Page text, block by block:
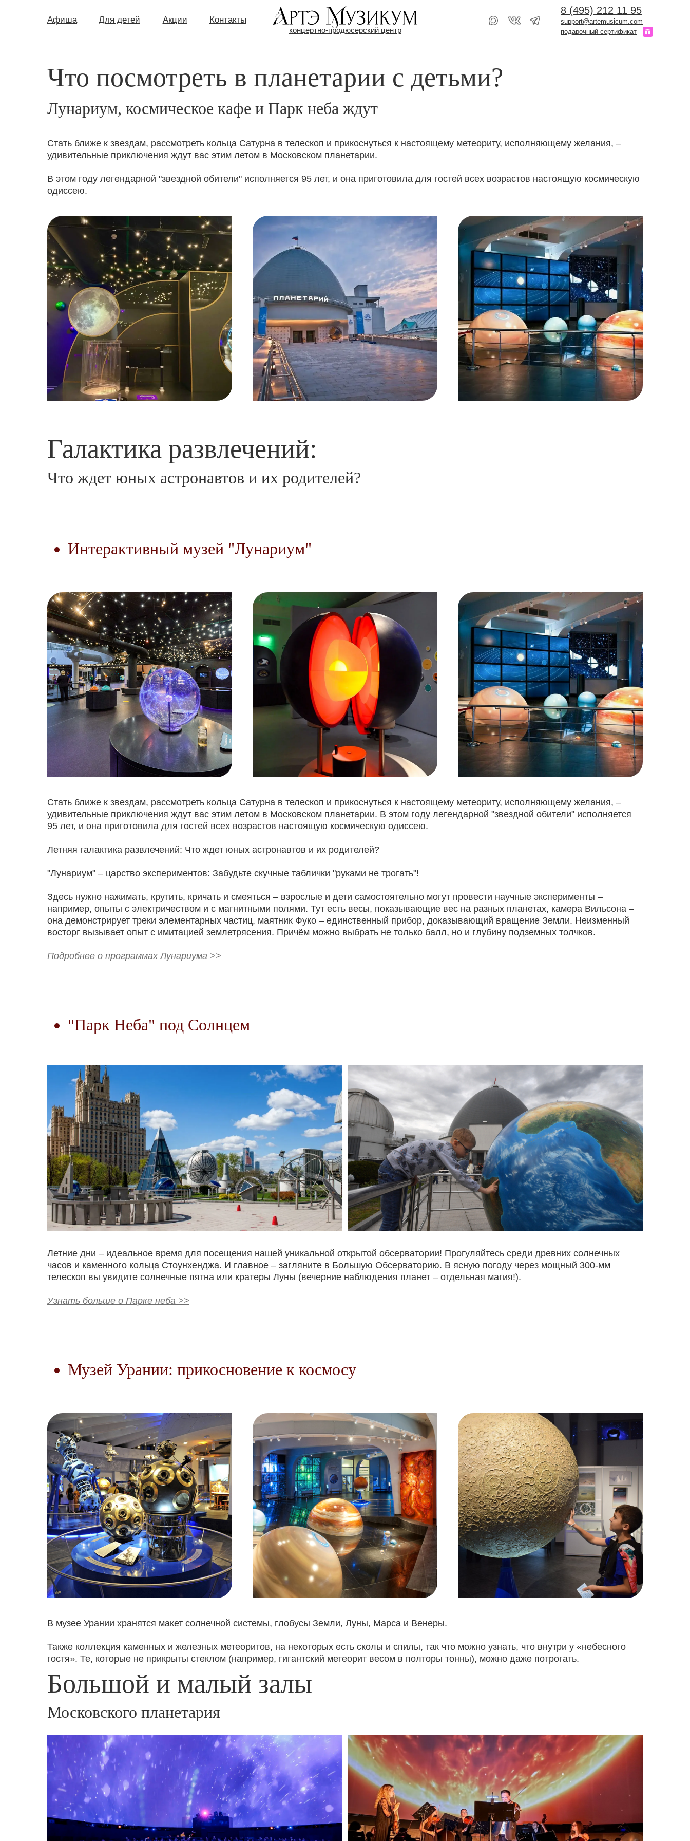
Афиша Для детей Акции Контакты
концертно-продюсерский центр
8 (495) 212 11 95
support@artemusicum.com
подарочный сертификат
Что посмотреть в планетарии с детьми?
Лунариум, космическое кафе и Парк неба ждут
Стать ближе к звездам, рассмотреть кольца Сатурна в телескоп и прикоснуться к настоящему метеориту, исполняющему желания, –
удивительные приключения ждут вас этим летом в Московском планетарии.
В этом году легендарной "звездной обители" исполняется 95 лет, и она приготовила для гостей всех возрастов настоящую космическую
одиссею.
Галактика развлечений:
Что ждет юных астронавтов и их родителей?
Интерактивный музей "Лунариум"
Стать ближе к звездам, рассмотреть кольца Сатурна в телескоп и прикоснуться к настоящему метеориту, исполняющему желания, –
удивительные приключения ждут вас этим летом в Московском планетарии. В этом году легендарной "звездной обители" исполняется
95 лет, и она приготовила для гостей всех возрастов настоящую космическую одиссею.
Летняя галактика развлечений: Что ждет юных астронавтов и их родителей?
"Лунариум" – царство экспериментов: Забудьте скучные таблички "руками не трогать"!
Здесь нужно нажимать, крутить, кричать и смеяться – взрослые и дети самостоятельно могут провести научные эксперименты –
например, опыты с электричеством и с магнитными полями. Тут есть весы, показывающие вес на разных планетах, камера Вильсона –
она демонстрирует треки элементарных частиц, маятник Фуко – единственный прибор, доказывающий вращение Земли. Неизменный
восторг вызывает опыт с имитацией землетрясения. Причём можно выбрать не только балл, но и глубину подземных толчков.
Подробнее о программах Лунариума >>
"Парк Неба" под Солнцем
Летние дни – идеальное время для посещения нашей уникальной открытой обсерватории! Прогуляйтесь среди древних солнечных
часов и каменного кольца Стоунхенджа. И главное – загляните в Большую Обсерваторию. В ясную погоду через мощный 300-мм
телескоп вы увидите солнечные пятна или кратеры Луны (вечерние наблюдения планет – отдельная магия!).
Узнать больше о Парке неба >>
Музей Урании: прикосновение к космосу
В музее Урании хранятся макет солнечной системы, глобусы Земли, Луны, Марса и Венеры.
Также коллекция каменных и железных метеоритов, на некоторых есть сколы и спилы, так что можно узнать, что внутри у «небесного
гостя». Те, которые не прикрыты стеклом (например, гигантский метеорит весом в полторы тонны), можно даже потрогать.
Большой и малый залы
Московского планетария